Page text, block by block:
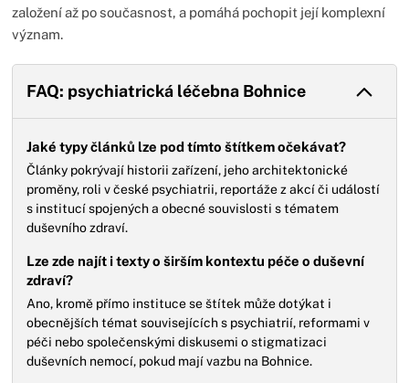
založení až po současnost, a pomáhá pochopit její komplexní
význam.
FAQ: psychiatrická léčebna Bohnice
Jaké typy článků lze pod tímto štítkem očekávat?
Články pokrývají historii zařízení, jeho architektonické
proměny, roli v české psychiatrii, reportáže z akcí či událostí
s institucí spojených a obecné souvislosti s tématem
duševního zdraví.
Lze zde najít i texty o širším kontextu péče o duševní
zdraví?
Ano, kromě přímo instituce se štítek může dotýkat i
obecnějších témat souvisejících s psychiatrií, reformami v
péči nebo společenskými diskusemi o stigmatizaci
duševních nemocí, pokud mají vazbu na Bohnice.